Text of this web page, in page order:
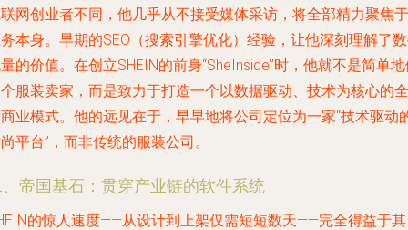
网创业者不同，他几乎从不接受媒体采访，将全部精力聚焦于
本身。早期的SEO（搜索引擎优化）经验，让他深刻理解了
的价值。在创立SHEIN的前身“SheInside”时，他就不是简单
服装卖家，而是致力于打造一个以数据驱动、技术为核心的全
业模式。他的远见在于，早早地将公司定位为一家“技术驱动
平台”，而非传统的服装公司。
帝国基石：贯穿产业链的软件系统
的惊人速度——从设计到上架仅需短短数天——完全得益于